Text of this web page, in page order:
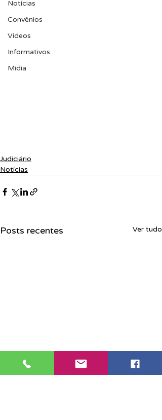
Notícias
Convênios
Vídeos
Informativos
Midia
Judiciário
Notícias
Posts recentes Ver tudo